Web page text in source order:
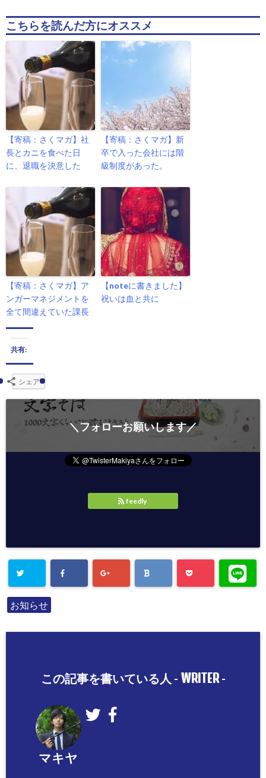
こちらを読んだ方にオススメ
【寄稿：さくマガ】社
長とカニを食べた日
に、退職を決意した
【寄稿：さくマガ】新
卒で入った会社には階
級制度があった。
【寄稿：さくマガ】ア
ンガーマネジメントを
全て間違えていた課長
【noteに書きました】
祝いは血と共に
共有:
シェア
＼フォローお願いします／
feedly
お知らせ
この記事を書いている人 - WRITER-
マキヤ